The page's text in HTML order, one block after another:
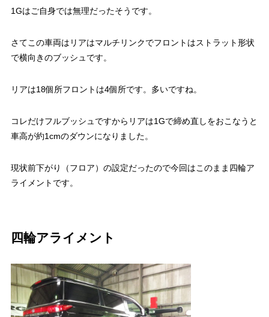
1Gはご自身では無理だったそうです。
さてこの車両はリアはマルチリンクでフロントはストラット形状
で横向きのブッシュです。
リアは18個所フロントは4個所です。多いですね。
コレだけフルブッシュですからリアは1Gで締め直しをおこなうと
車高が約1cmのダウンになりました。
現状前下がり（フロア）の設定だったので今回はこのまま四輪ア
ライメントです。
四輪アライメント